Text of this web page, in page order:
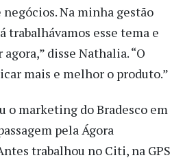
Na minha gestão
trabalhávamos esse tema e
disse Nathalia. “O
mais e melhor o produto.”
o marketing do Bradesco em
pela Ágora
trabalhou no Citi, na GPS